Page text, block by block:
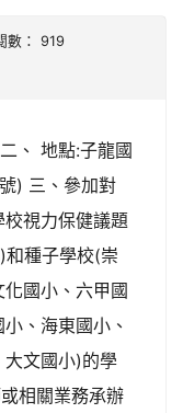
： 919
、 地點:子龍國
) 三、參加對
視力保健議題
種子學校(崇
國小、六甲國
、海東國小、
大文國小)的學
相關業務承辦